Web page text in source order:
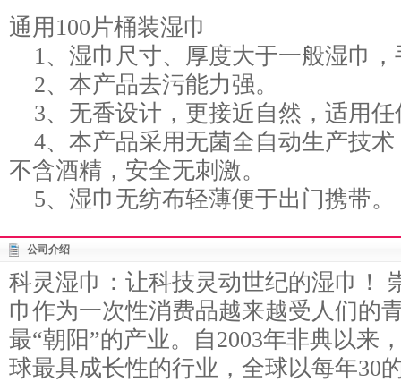
通用100片桶装湿巾
1、湿巾尺寸、厚度大于一般湿巾，
2、本产品去污能力强。
3、无香设计，更接近自然，适用任
4、本产品采用无菌全自动生产技
不含酒精，安全无刺激。
5、湿巾无纺布轻薄便于出门携带。
公司介绍
科灵湿巾：让科技灵动世纪的湿巾！
巾作为一次性消费品越来越受人们的
最“朝阳”的产业。自2003年非典以来
球最具成长性的行业，全球以每年30